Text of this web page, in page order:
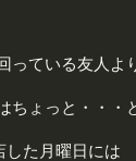
っている友人よ
ちょっと・・・
した月曜日には